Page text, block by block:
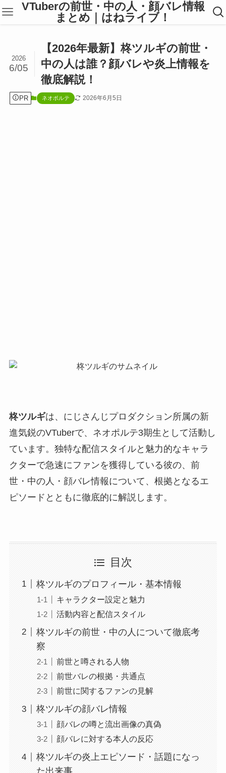
VTuberの前世・中の人・顔バレ情報
まとめ｜はねライブ！
【2026年最新】柊ツルギの前世・
中の人は誰？顔バレや炎上情報を
徹底解説！
2026
6/05
PR ネオポルテ 2026年6月5日
柊ツルギは、にじさんじプロダクション所属の新
進気鋭のVTuberで、ネオポルテ3期生として活動し
ています。独特な配信スタイルと魅力的なキャラ
クターで急速にファンを獲得している彼の、前
世・中の人・顔バレ情報について、根拠となるエ
ピソードとともに徹底的に解説します。
目次
柊ツルギのプロフィール・基本情報
キャラクター設定と魅力
活動内容と配信スタイル
柊ツルギの前世・中の人について徹底考
察
前世と噂される人物
前世バレの根拠・共通点
前世に関するファンの見解
柊ツルギの顔バレ情報
顔バレの噂と流出画像の真偽
顔バレに対する本人の反応
柊ツルギの炎上エピソード・話題になっ